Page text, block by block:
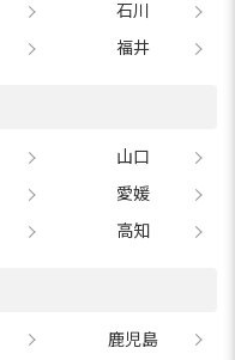
石川
福井
山口
愛媛
高知
鹿児島